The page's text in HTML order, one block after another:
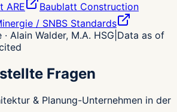
ARE
Baublatt Construction
/ SNBS Standards
Alain Walder, M.A. HSG Data as of
Fragen
& Planung-Unternehmen in der